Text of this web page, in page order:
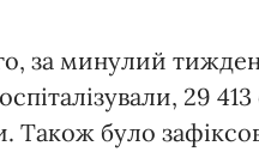
за минулий
29
Також було